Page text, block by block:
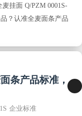
？认准全麦面条产品
条产品标准，
企业标准